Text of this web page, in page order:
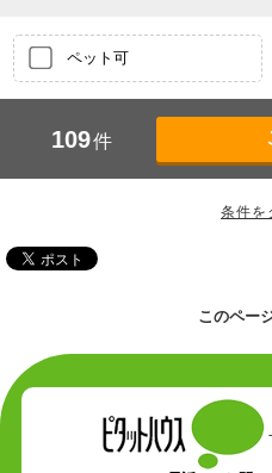
ペット可
109件
このペー